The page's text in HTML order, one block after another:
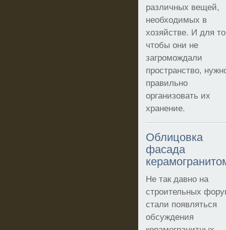
различных вещей,
необходимых в
хозяйстве. И для
чтобы они не
загромождали
пространство,
правильно
организовать их
хранение.
Облицовка
фасада
Не так давно на
строительных
стали появляться
обсуждения